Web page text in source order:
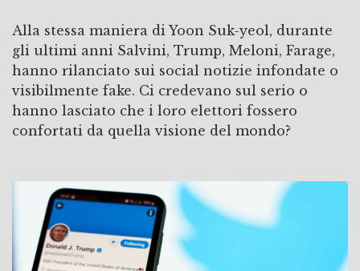
Alla stessa maniera di Yoon Suk-yeol, durante
gli ultimi anni Salvini, Trump, Meloni, Farage,
hanno rilanciato sui social notizie infondate o
visibilmente fake. Ci credevano sul serio o
hanno lasciato che i loro elettori fossero
confortati da quella visione del mondo?